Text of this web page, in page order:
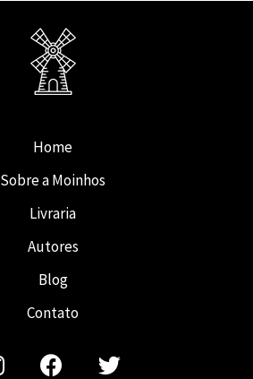
Home
Sobre a Moinhos
Livraria
Autores
Blog
Contato